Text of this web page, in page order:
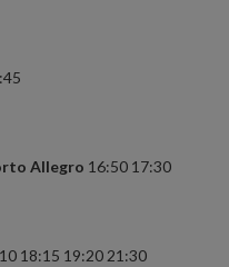
Allegro 16:50 17:30
18:15 19:20 21:30